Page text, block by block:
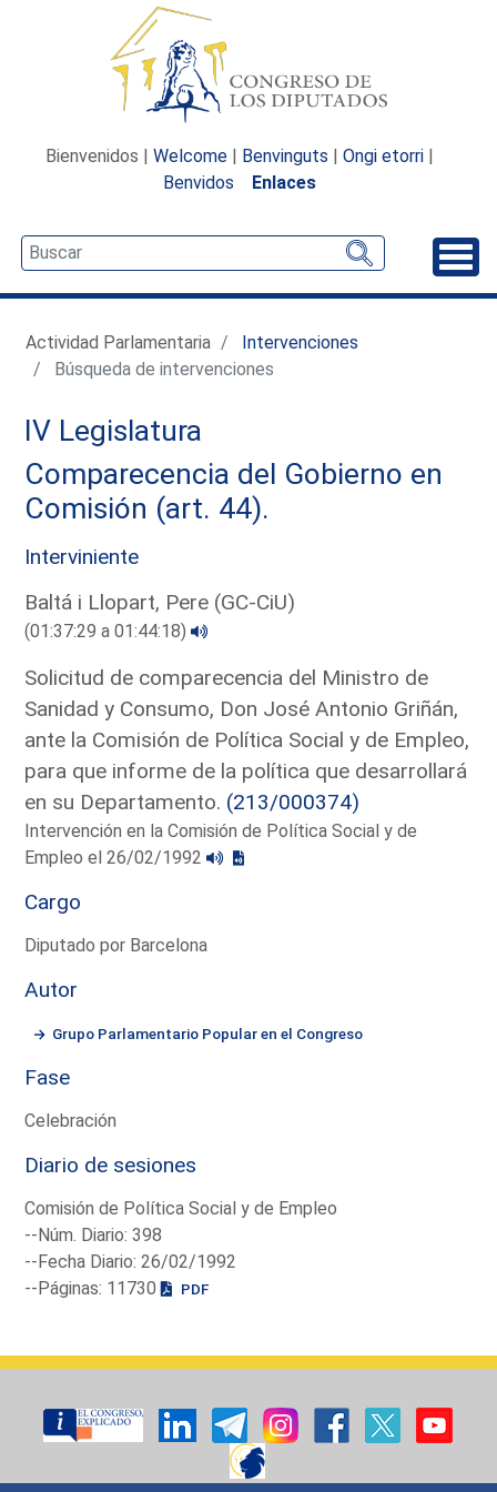
Bienvenidos | Welcome | Benvinguts | Ongi etorri |
Benvidos
Enlaces
Actividad Parlamentaria
Intervenciones
Búsqueda de intervenciones
IV Legislatura
Comparecencia del Gobierno en
Comisión (art. 44).
Interviniente
Baltá i Llopart, Pere (GC-CiU)
(01:37:29 a 01:44:18)
Solicitud de comparecencia del Ministro de
Sanidad y Consumo, Don José Antonio Griñán,
ante la Comisión de Política Social y de Empleo,
para que informe de la política que desarrollará
en su Departamento. (213/000374)
Intervención en la Comisión de Política Social y de
Empleo el 26/02/1992
Cargo
Diputado por Barcelona
Autor
Grupo Parlamentario Popular en el Congreso
Fase
Celebración
Diario de sesiones
Comisión de Política Social y de Empleo
--Núm. Diario: 398
--Fecha Diario: 26/02/1992
--Páginas: 11730
PDF